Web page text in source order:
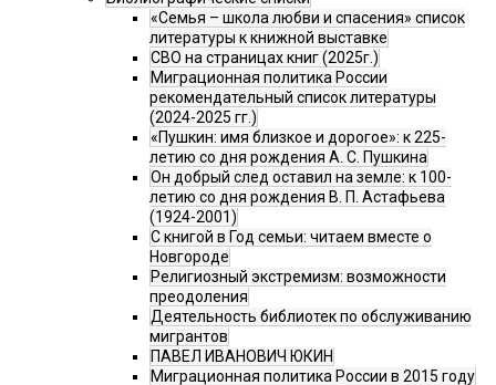
«Семья – школа любви и спасения» список
литературы к книжной выставке
СВО на страницах книг (2025г.)
Миграционная политика России
рекомендательный список литературы
(2024-2025 гг.)
«Пушкин: имя близкое и дорогое»: к 225-
летию со дня рождения А. С. Пушкина
Он добрый след оставил на земле: к 100-
летию со дня рождения В. П. Астафьева
(1924-2001)
С книгой в Год семьи: читаем вместе о
Новгороде
Религиозный экстремизм: возможности
преодоления
Деятельность библиотек по обслуживанию
мигрантов
ПАВЕЛ ИВАНОВИЧ ЮКИН
Миграционная политика России в 2015 году